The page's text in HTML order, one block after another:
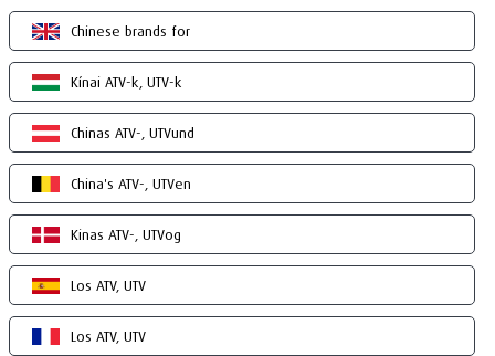
Chinese brands for
Kínai ATV-k, UTV-k
Chinas ATV-, UTVund
China's ATV-, UTVen
Kinas ATV-, UTVog
Los ATV, UTV
Los ATV, UTV